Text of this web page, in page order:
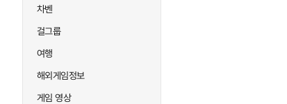
차벤
걸그룹
여행
해외게임정보
게임 영상